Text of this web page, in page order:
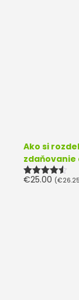
Ako si
zdaňovanie
Hodnotenie
€25.00 (€26.25